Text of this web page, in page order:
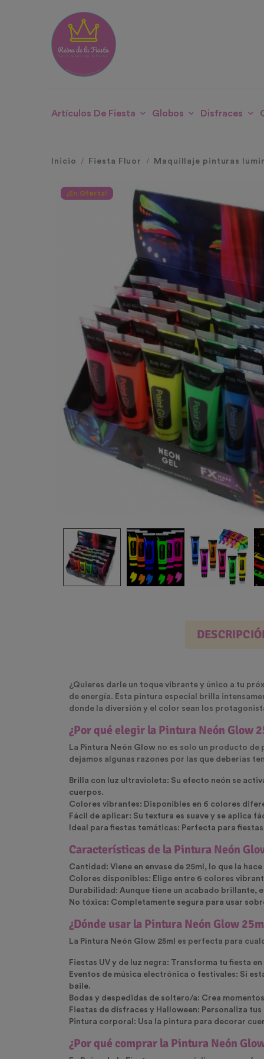
Artículos De Fiesta Globos Disfraces
Inicio Fiesta Fluor Maquillaje pinturas
¡En Oferta!
¿Quieres darle un toque vibrante y único a tu
de energía. Esta pintura especial brilla
donde la diversión y el color sean los
¿Por qué elegir la Pintura Neón Glow
La Pintura Neón Glow no es solo un producto de
dejamos algunas razones por las que deberías
Brilla con luz ultravioleta: Su efecto neón se
cuerpos.
Colores vibrantes: Disponibles en 6 colores
Fácil de aplicar: Su textura es suave y se aplica
Ideal para fiestas temáticas: Perfecta para
Características de la Pintura Neón
Cantidad : Viene en envase de 25ml, lo que la
Colores disponibles: Elige entre 6 colores
Durabilidad : Aunque tiene un acabado brillante,
No tóxica: Completamente segura para usar
¿Dónde usar la Pintura Neón Glow
La Pintura Neón Glow 25ml es perfecta para
Fiestas UV y de luz negra: Transforma tu fiesta
Eventos de música electrónica o festivales: Si
baile.
Bodas y despedidas de soltero/a: Crea
Fiestas de disfraces y Halloween: Personaliza
Pintura corporal : Usa la pintura para decorar
¿Por qué comprar la Pintura Neón